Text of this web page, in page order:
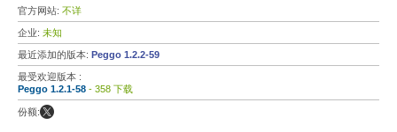
官方网站: 不详
企业: 未知
最近添加的版本: Peggo 1.2.2-59
最受欢迎版本 :
Peggo 1.2.1-58 - 358 下载
份额: